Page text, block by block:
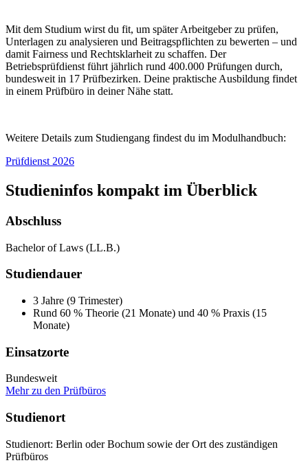
Mit dem Studium wirst du fit, um später Arbeitgeber zu prüfen,
Unterlagen zu analysieren und Beitragspflichten zu bewerten – und
damit Fairness und Rechtsklarheit zu schaffen. Der
Betriebsprüfdienst führt jährlich rund 400.000 Prüfungen durch,
bundesweit in 17 Prüfbezirken. Deine praktische Ausbildung findet
in einem Prüfbüro in deiner Nähe statt.
Weitere Details zum Studiengang findest du im Modulhandbuch:
Prüfdienst 2026
Studieninfos kompakt im Überblick
Abschluss
Bachelor of Laws (LL.B.)
Studiendauer
3 Jahre (9 Trimester)
Rund 60 % Theorie (21 Monate) und 40 % Praxis (15
Monate)
Einsatzorte
Bundesweit
Mehr zu den Prüfbüros
Studienort
Studienort: Berlin oder Bochum sowie der Ort des zuständigen
Prüfbüros